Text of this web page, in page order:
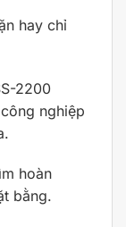
hay chỉ
2200
nghiệp
hoàn
bằng.